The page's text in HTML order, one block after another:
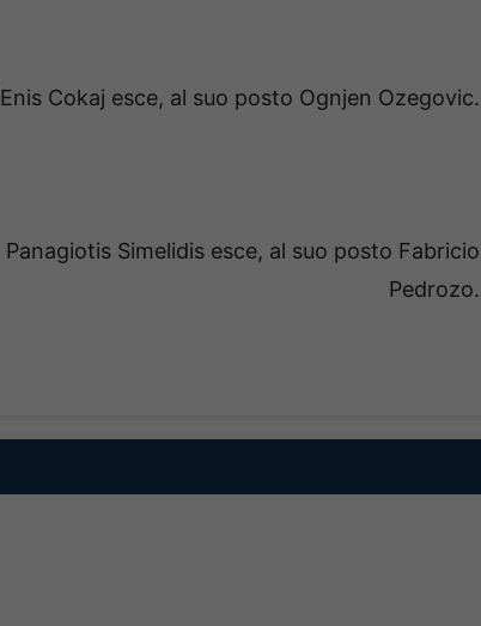
Enis Cokaj esce, al suo posto Ognjen Ozegovic.
Panagiotis Simelidis esce, al suo posto Fabricio
Pedrozo.